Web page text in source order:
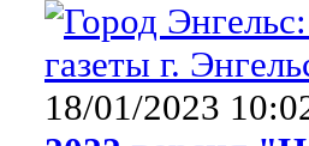
18/01/2023